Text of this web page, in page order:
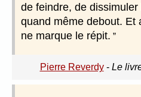
de feindre, de
quand même debout. Et
ne marque le répit.
Pierre Reverdy- Le